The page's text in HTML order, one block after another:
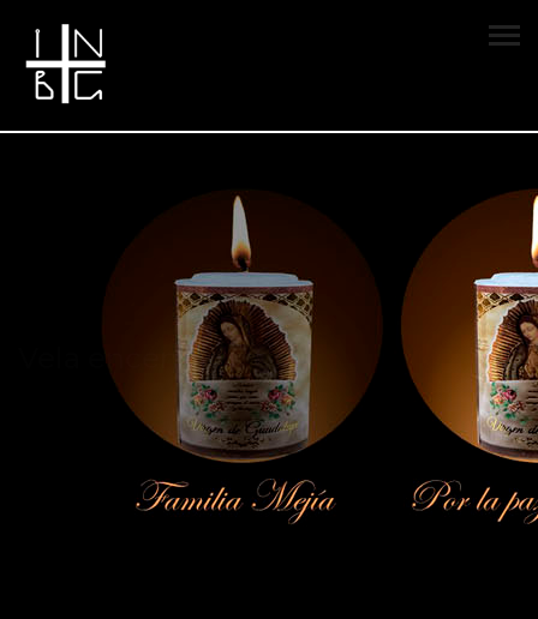
Vela encendida